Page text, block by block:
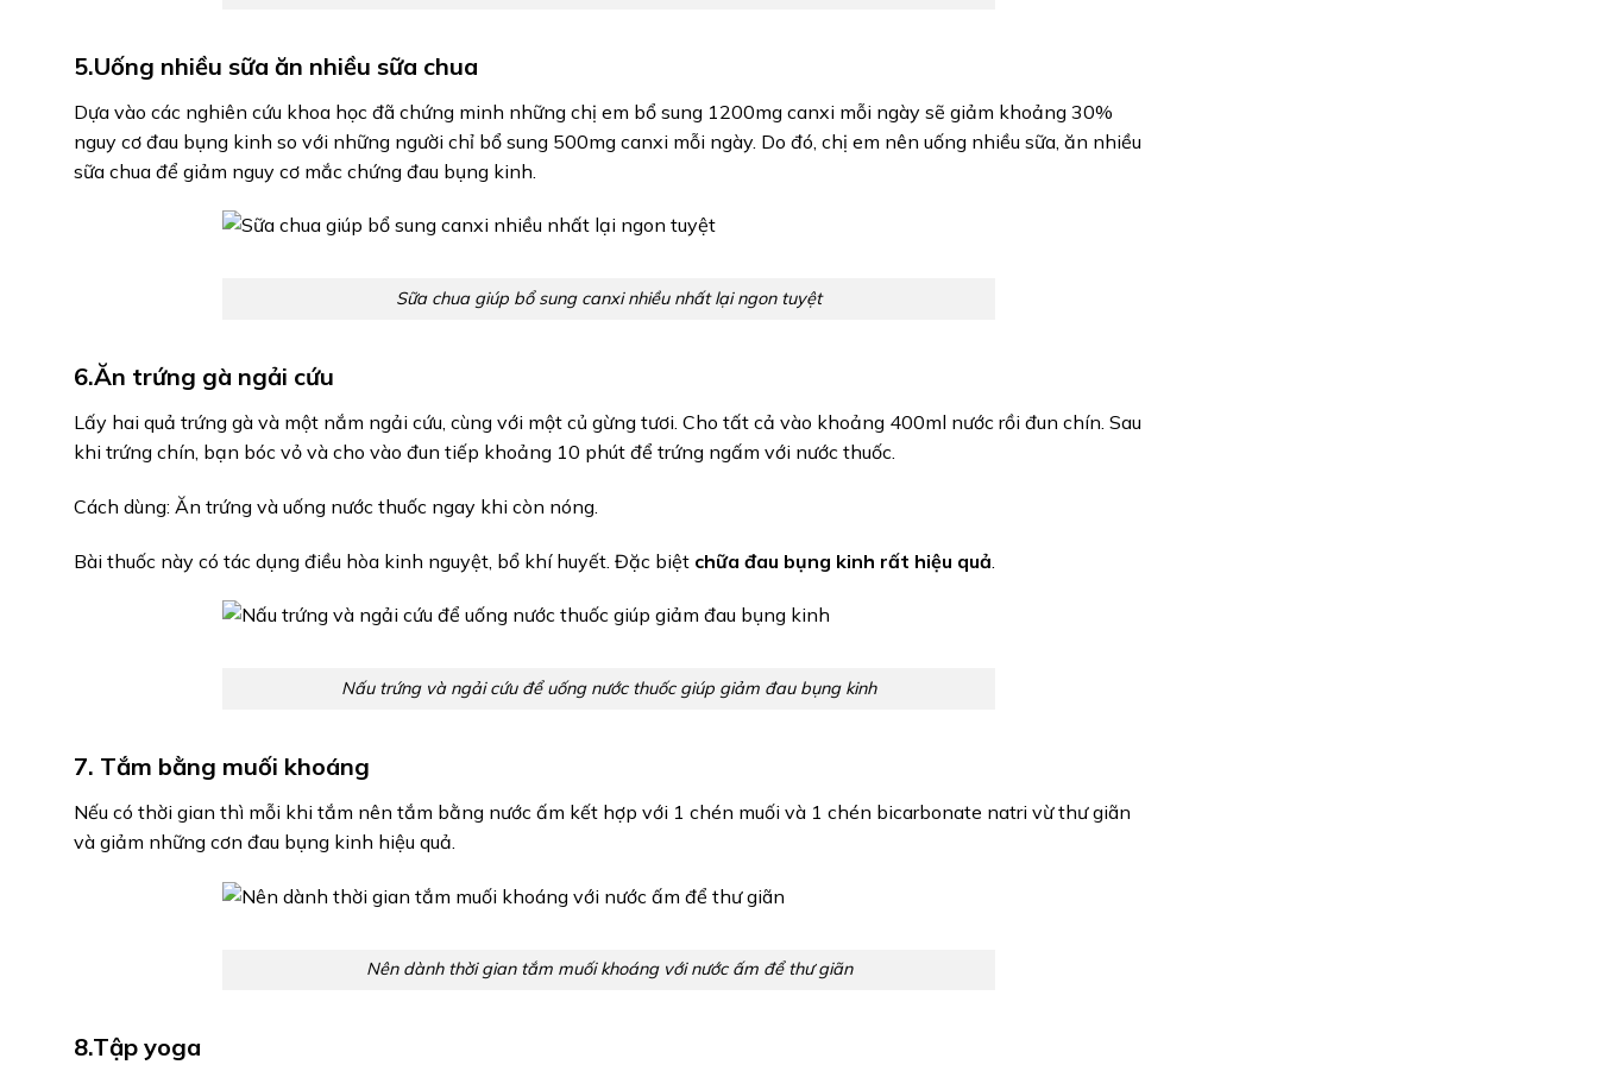
5.Uống nhiều sữa ăn nhiều sữa chua
Dựa vào các nghiên cứu khoa học đã chứng minh những chị em bổ sung 1200mg canxi mỗi ngày sẽ giảm khoảng 30%
nguy cơ đau bụng kinh so với những người chỉ bổ sung 500mg canxi mỗi ngày. Do đó, chị em nên uống nhiều sữa, ăn nhiều
sữa chua để giảm nguy cơ mắc chứng đau bụng kinh.
Sữa chua giúp bổ sung canxi nhiều nhất lại ngon tuyệt
6.Ăn trứng gà ngải cứu
Lấy hai quả trứng gà và một nắm ngải cứu, cùng với một củ gừng tươi. Cho tất cả vào khoảng 400ml nước rồi đun chín. Sau
khi trứng chín, bạn bóc vỏ và cho vào đun tiếp khoảng 10 phút để trứng ngấm với nước thuốc.
Cách dùng: Ăn trứng và uống nước thuốc ngay khi còn nóng.
Bài thuốc này có tác dụng điều hòa kinh nguyệt, bổ khí huyết. Đặc biệt chữa đau bụng kinh rất hiệu quả
Nấu trứng và ngải cứu để uống nước thuốc giúp giảm đau bụng kinh
7. Tắm bằng muối khoáng
Nếu có thời gian thì mỗi khi tắm nên tắm bằng nước ấm kết hợp với 1 chén muối và 1 chén bicarbonate natri vừ thư giãn
và giảm những cơn đau bụng kinh hiệu quả.
Nên dành thời gian tắm muối khoáng với nước ấm để thư giãn
8.Tập yoga